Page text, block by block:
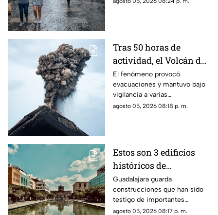
Tras 50 horas de
actividad, el Volcán de
Fuego se calma, pero la
alerta continúa
El fenómeno provocó
evacuaciones y mantuvo bajo
vigilancia a varias
comunidades por el riesgo de
agosto 05, 2026 08:18 p. m.
Estos son 3 edificios
históricos de
Guadalajara que tienes
que conocer al menos
una vez
Guadalajara guarda
construcciones que han sido
testigo de importantes
momentos de la historia de la
agosto 05, 2026 08:17 p. m.